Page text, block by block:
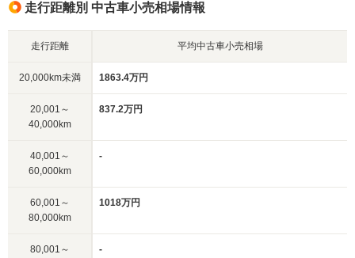
走行距離別 中古車小売相場情報
走行距離 平均中古車小売相場
20,000km未満 1863.4万円
20,001～
40,000km
837.2万円
40,001～
60,000km
-
60,001～
80,000km
1018万円
80,001～
-